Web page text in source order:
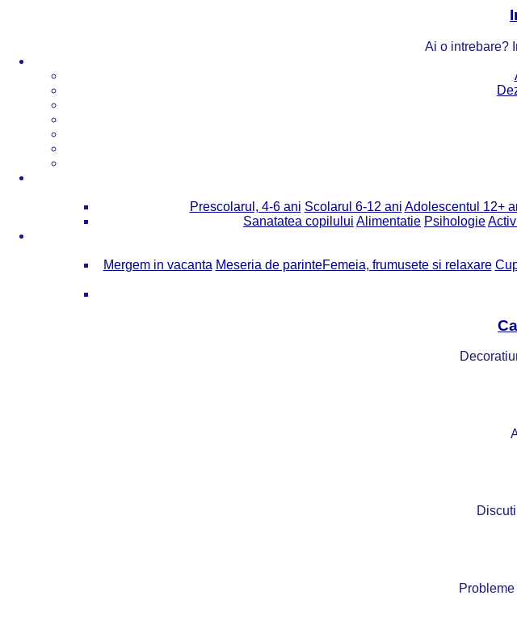
Ai o intrebare?
Prescolarul, 4-6 ani Scolarul 6-12 ani Adolescentul 12+
Sanatatea copilului Alimentatie Psihologie
Mergem in vacanta Meseria de parinteFemeia, frumusete si relaxare